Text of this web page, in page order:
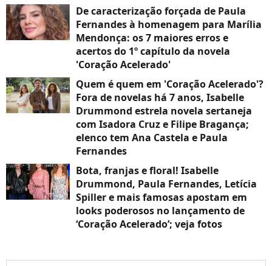
De caracterização forçada de Paula
Fernandes à homenagem para Marília
Mendonça: os 7 maiores erros e
acertos do 1º capítulo da novela
'Coração Acelerado'
Quem é quem em 'Coração Acelerado'?
Fora de novelas há 7 anos, Isabelle
Drummond estrela novela sertaneja
com Isadora Cruz e Filipe Bragança;
elenco tem Ana Castela e Paula
Fernandes
Bota, franjas e floral! Isabelle
Drummond, Paula Fernandes, Letícia
Spiller e mais famosas apostam em
looks poderosos no lançamento de
‘Coração Acelerado’; veja fotos